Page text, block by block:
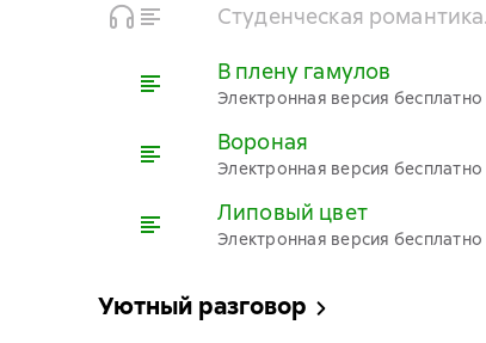
Студенческая
В плену гамулов
Электронная версия бесплатно
Вороная
Электронная версия бесплатно
Липовый цвет
Электронная версия бесплатно
Уютный разговор